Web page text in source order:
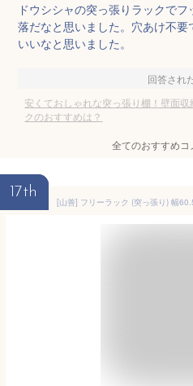
ドウシシャの突っ張りラックで
落だなと思いました。穴あけ不
いいなと思いました。
回答され
安くておしゃれな突っ張り棚！壁面
クのおすすめは？
全てのおすすめコ
17th